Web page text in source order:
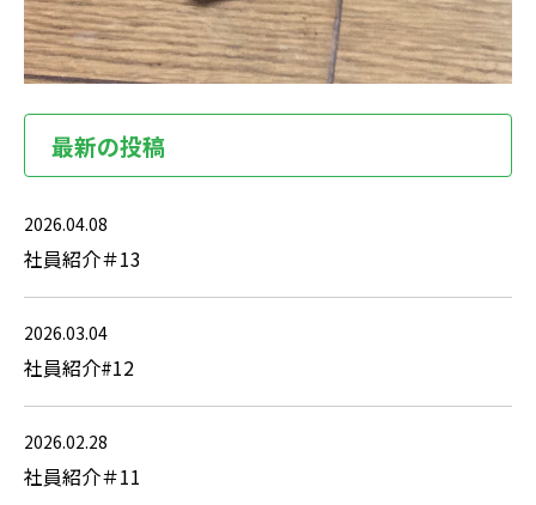
最新の投稿
2026.04.08
社員紹介＃13
2026.03.04
社員紹介#12
2026.02.28
社員紹介＃11